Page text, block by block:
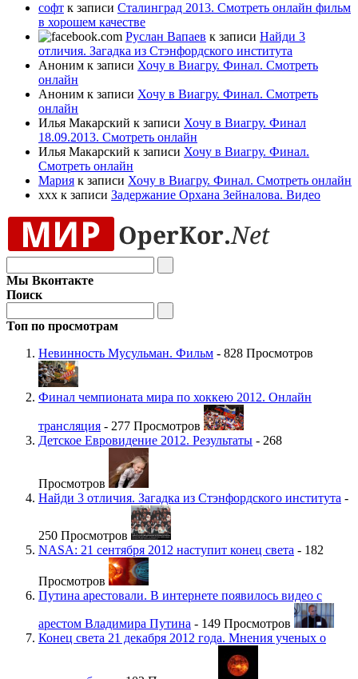
софт к записи Сталинград 2013. Смотреть онлайн фильм
в хорошем качестве
Руслан Вапаев к записи Найди 3
отличия. Загадка из Стэнфордского института
Аноним к записи Хочу в Виагру. Финал. Смотреть
онлайн
Аноним к записи Хочу в Виагру. Финал. Смотреть
онлайн
Илья Макарский к записи Хочу в Виагру. Финал
18.09.2013. Смотреть онлайн
Илья Макарский к записи Хочу в Виагру. Финал.
Смотреть онлайн
Мария к записи Хочу в Виагру. Финал. Смотреть онлайн
xxx к записи Задержание Орхана Зейналова. Видео
Мы Вконтакте
Поиск
Топ по просмотрам
Невинность Мусульман. Фильм - 828 Просмотров
Финал чемпионата мира по хоккею 2012. Онлайн
трансляция - 277 Просмотров
Детское Евровидение 2012. Результаты - 268
Просмотров
Найди 3 отличия. Загадка из Стэнфордского института -
250 Просмотров
NASA: 21 сентября 2012 наступит конец света - 182
Просмотров
Путина арестовали. В интернете появилось видео с
арестом Владимира Путина - 149 Просмотров
Конец света 21 декабря 2012 года. Мнения ученых о